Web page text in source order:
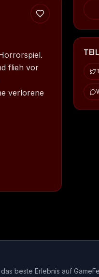
flieh vor
verlorene
beste Erlebnis auf